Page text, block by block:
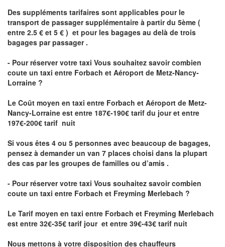
Des suppléments tarifaires sont applicables pour le
transport de passager supplémentaire à partir du 5ème (
entre 2.5 € et 5 € ) et pour les bagages au delà de trois
bagages par passager .
- Pour réserver votre taxi Vous souhaitez savoircombien
coute un taxi entre Forbach et Aéroport de Metz-Nancy-
Lorraine ?
Le Coût moyen en taxi entre Forbach et Aéroport de Metz-
Nancy-Lorraine est entre 187€-190€ tarif du jour et entre
197€-200€ tarif nuit
Si vous êtes 4 ou 5 personnes avec beaucoup de bagages,
pensez à demander un van 7 places choisi dans la plupart
des cas par les groupes de familles ou d’amis .
- Pour réserver votre taxi Vous souhaitez savoircombien
coute un taxi entre Forbach et Freyming Merlebach ?
Le Tarif moyen en taxi entre Forbach et Freyming Merlebach
est entre 32€-35€ tarif jour et entre 39€-43€ tarif nuit
Nous mettons à votre disposition des chauffeurs